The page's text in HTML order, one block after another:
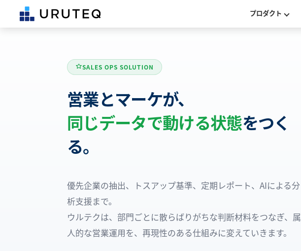
プロダクト
SALES OPS SOLUTION
営業とマーケが、
同じデータで動ける状態をつく
る。
優先企業の抽出、トスアップ基準、定期レポート、AIによる分
析支援まで。
ウルテクは、部門ごとに散らばりがちな判断材料をつなぎ、属
人的な営業運用を、再現性のある仕組みに変えていきます。